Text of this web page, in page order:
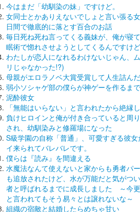
今はまだ「幼馴染の妹」ですけど。
女同士とかありえないでしょと言い張る
日間で徹底的に落とす百合のお話
毎日死ね死ね言ってくる義妹が、俺が寝
眠術で惚れさせようとしてくるんです
わたしが恋人になれるわけないじゃん、
リじゃなかった!?)
母親がエロラノベ大賞受賞して人生詰んだ
弱小ソシャゲ部の僕らが神ゲーを作るまで
泥酔彼女
「無能はいらない」と言われたから絶縁
負けヒロインと俺が付き合っていると周
され、幼馴染みと修羅場になった
S級学園の自称「普通」、可愛すぎる彼
イ来られてバレバレです。
僕らは『読み』を間違える
水魔法なんて使えないと家からも勇者パ
も追放されたけど、水が万能だと気がつ
者と呼ばれるまでに成長しました ～今
と言われてもそう易々とは譲れないな～
組織の宿敵と結婚したらめちゃ甘い